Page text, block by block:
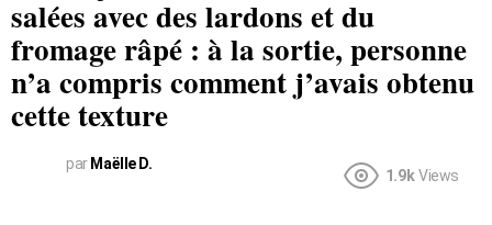
salées avec des lardons et du
fromage râpé : à la sortie, personne
n’a compris comment j’avais obtenu
cette texture
par Maëlle D.
1.9k Views